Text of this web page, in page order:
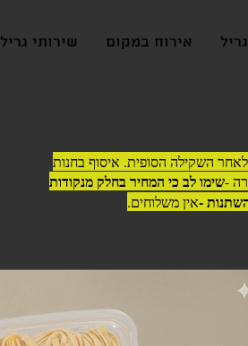
אירוח במקום שירותי גריל
השקילה הסופית. איסוף בחנות
-שימו לב כי המחיר בחלק מנקודות
-אין משלוחים.